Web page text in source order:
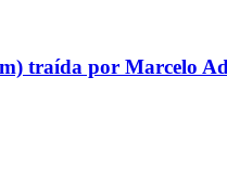
traída por Marcelo